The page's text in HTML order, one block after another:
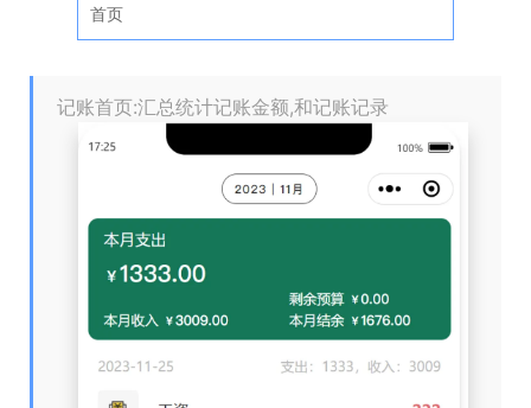
首页
记账首页:汇总统计记账金额,和记账记录